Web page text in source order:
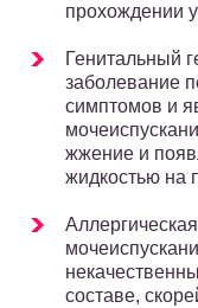
прохождении
Генитальный
заболевание
симптомов и
жжение и
жидкостью на
составе,